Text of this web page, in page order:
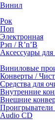
Винил
Рок
Поп
Электронная
Рэп / R’n’B
Аксессуары
Виниловые
Конверты /
Средства для
Внутренние
Внешние
Проигрыватели
Audio CD